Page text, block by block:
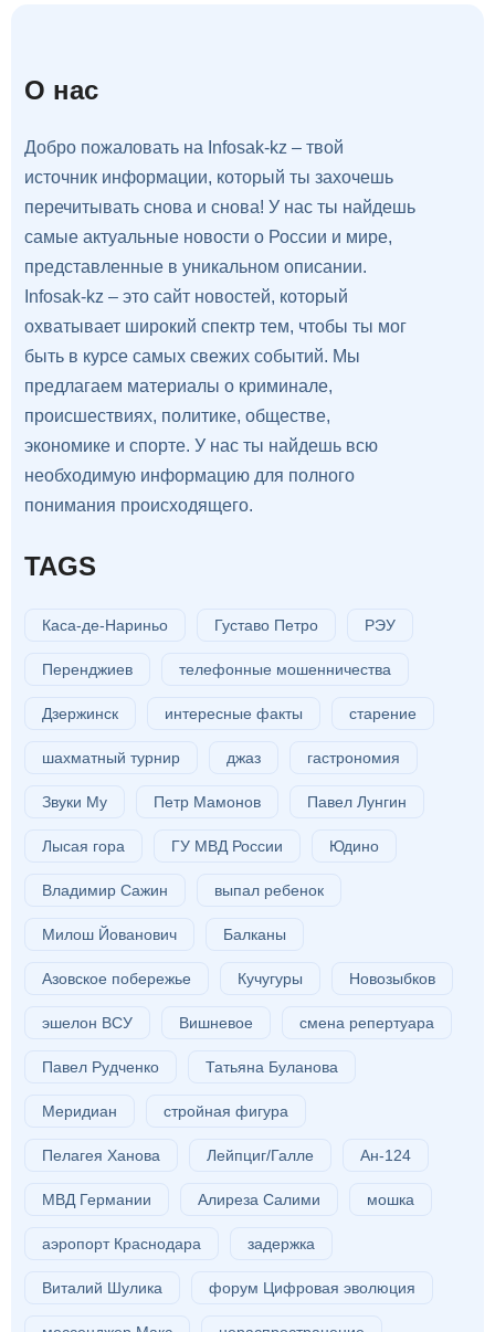
О нас
Добро пожаловать на Infosak-kz – твой
источник информации, который ты захочешь
перечитывать снова и снова! У нас ты найдешь
самые актуальные новости о России и мире,
представленные в уникальном описании.
Infosak-kz – это сайт новостей, который
охватывает широкий спектр тем, чтобы ты мог
быть в курсе самых свежих событий. Мы
предлагаем материалы о криминале,
происшествиях, политике, обществе,
экономике и спорте. У нас ты найдешь всю
необходимую информацию для полного
понимания происходящего.
TAGS
Каса-де-Нариньо Густаво Петро РЭУ
Перенджиев телефонные мошенничества
Дзержинск интересные факты старение
шахматный турнир джаз гастрономия
Звуки Му Петр Мамонов Павел Лунгин
Лысая гора ГУ МВД России Юдино
Владимир Сажин выпал ребенок
Милош Йованович Балканы
Азовское побережье Кучугуры Новозыбков
эшелон ВСУ Вишневое смена репертуара
Павел Рудченко Татьяна Буланова
Меридиан стройная фигура
Пелагея Ханова Лейпциг/Галле Ан-124
МВД Германии Алиреза Салими мошка
аэропорт Краснодара задержка
Виталий Шулика форум Цифровая эволюция